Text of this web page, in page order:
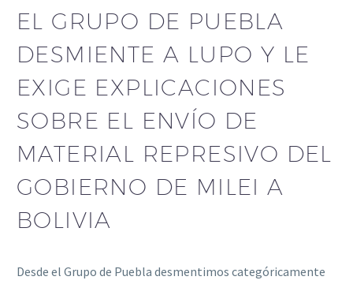
EL GRUPO DE PUEBLA
DESMIENTE A LUPO Y LE
EXIGE EXPLICACIONES
SOBRE EL ENVÍO DE
MATERIAL REPRESIVO DEL
GOBIERNO DE MILEI A
BOLIVIA
Desde el Grupo de Puebla desmentimos categóricamente